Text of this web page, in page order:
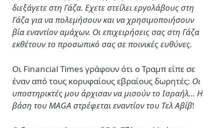
διεξάγετε στη Γάζα. Εχετε στείλει εργολάβους στη
Γάζα για να πολεμήσουν και να χρησιμοποιήσουν
βία εναντίον αμάχων. Οι επιχειρήσεις σας στη Γάζα
εκθέτουν το προσωπικό σας σε ποινικές ευθύνες.
Οι Financial Times γράφουν ότι ο Τραμπ είπε σε
έναν από τους κορυφαίους εβραίους δωρητές: Οι
υποστηρικτές μου άρχισαν να μισούν το Ισραήλ… Η
βάση του MAGA στρέφεται εναντίον του Τελ Αβίβ!